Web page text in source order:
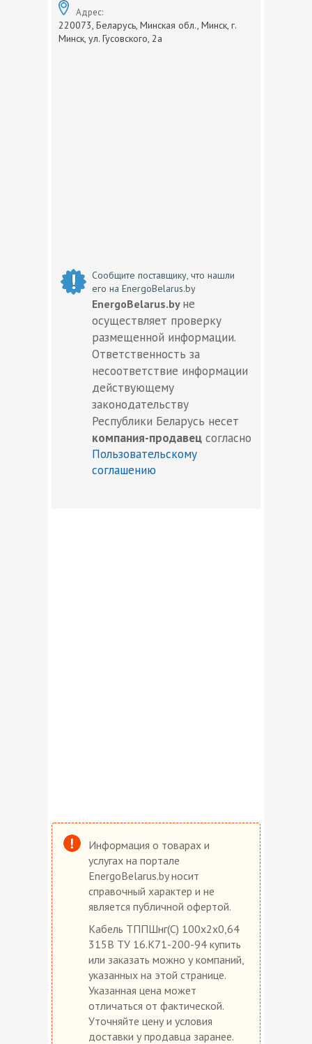
Адрес:
220073, Беларусь, Минская обл., Минск, г.
Минск, ул. Гусовского, 2а
Сообщите поставщику, что нашли
его на EnergoBelarus.by
EnergoBelarus.by не
осуществляет проверку
размещенной информации.
Ответственность за
несоответствие информации
действующему
законодательству
Республики Беларусь несет
компания-продавец согласно
Пользовательскому
соглашению
Информация о товарах и
услугах на портале
EnergoBelarus.by носит
справочный характер и не
является публичной офертой.
Кабель ТППШнг(С) 100х2х0,64
315В ТУ 16.К71-200-94 купить
или заказать можно у компаний,
указанных на этой странице.
Указанная цена может
отличаться от фактической.
Уточняйте цену и условия
доставки у продавца заранее.